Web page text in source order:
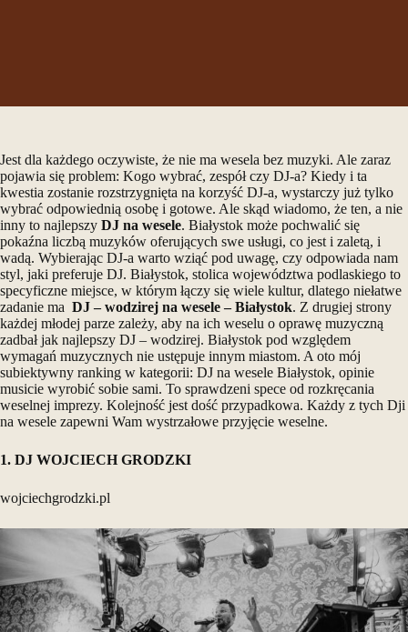
Jest dla każdego oczywiste, że nie ma wesela bez muzyki. Ale zaraz
pojawia się problem: Kogo wybrać, zespół czy DJ-a? Kiedy i ta
kwestia zostanie rozstrzygnięta na korzyść DJ-a, wystarczy już tylko
wybrać odpowiednią osobę i gotowe. Ale skąd wiadomo, że ten, a nie
inny to najlepszy DJ na wesele. Białystok może pochwalić się
pokaźna liczbą muzyków oferujących swe usługi, co jest i zaletą, i
wadą. Wybierając DJ-a warto wziąć pod uwagę, czy odpowiada nam
styl, jaki preferuje DJ. Białystok, stolica województwa podlaskiego to
specyficzne miejsce, w którym łączy się wiele kultur, dlatego niełatwe
zadanie ma DJ – wodzirej na wesele – Białystok. Z drugiej strony
każdej młodej parze zależy, aby na ich weselu o oprawę muzyczną
zadbał jak najlepszy DJ – wodzirej. Białystok pod względem
wymagań muzycznych nie ustępuje innym miastom. A oto mój
subiektywny ranking w kategorii: DJ na wesele Białystok, opinie
musicie wyrobić sobie sami. To sprawdzeni spece od rozkręcania
weselnej imprezy. Kolejność jest dość przypadkowa. Każdy z tych Dji
na wesele zapewni Wam wystrzałowe przyjęcie weselne.
1. DJ WOJCIECH GRODZKI
wojciechgrodzki.pl